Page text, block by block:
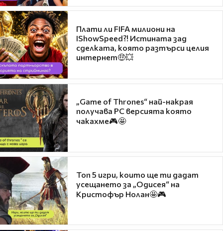
Плати ли FIFA милиони на
IShowSpeed?! Истината зад
сделката, която разтърси целия
интернет🤑💥
„Game of Thrones“ най-накрая
получава PC версията която
чакахме🎮🤩
Топ 5 игри, които ще ти дадат
усещането за „Одисея“ на
Кристофър Нолан🤩🎮